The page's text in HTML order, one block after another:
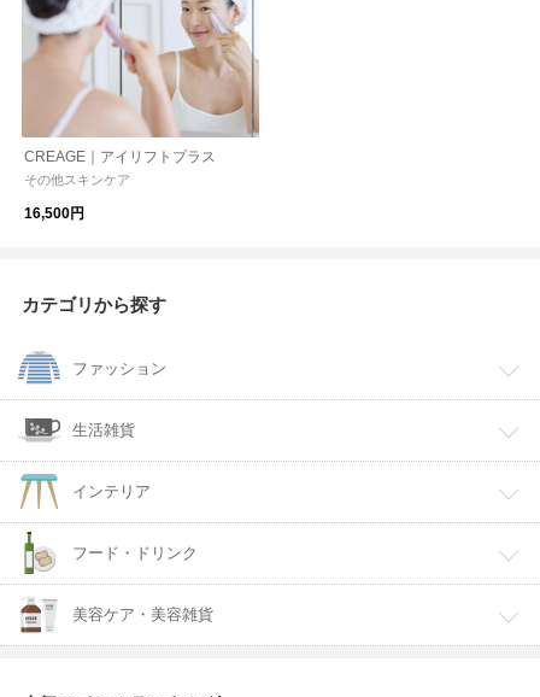
CREAGE｜アイリフトプラス
その他スキンケア
16,500円
カテゴリから探す
ファッション
生活雑貨
インテリア
フード・ドリンク
美容ケア・美容雑貨